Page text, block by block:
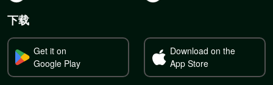
下载
Get it on
Google Play
Download on the
App Store